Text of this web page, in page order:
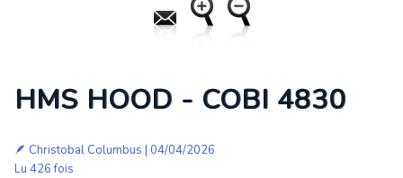
HMS HOOD - COBI 4830
🪶 Christobal Columbus | 04/04/2026
Lu 426 fois